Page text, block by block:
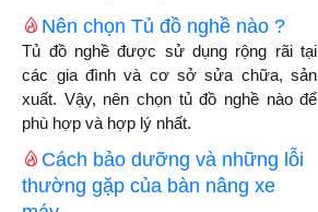
Nên chọn Tủ đồ nghề nào ?
Tủ đồ nghề được sử dụng rộng rãi tại
các gia đình và cơ sở sửa chữa, sản
xuất. Vậy, nên chọn tủ đồ nghề nào để
phù hợp và hợp lý nhất.
Cách bảo dưỡng và những lỗi
thường gặp của bàn nâng xe